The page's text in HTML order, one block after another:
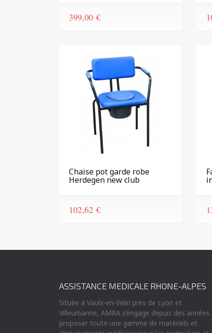
399,00 €
Chaise pot garde robe
Herdegen new club
102,62 €
ASSISTANCE MEDICALE RHONE-ALPES
Située à Vaulx-en-Velin près de Lyon et
Villeurbanne, AMRA s’engage depuis des années
proposer toute une gamme de matériels et